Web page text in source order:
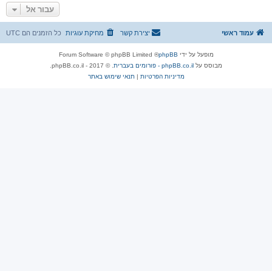
עבור אל
עמוד ראשי כל הזמנים הם UTC מחיקת עוגיות יצירת קשר
מופעל על ידי phpBB
® Forum Software © phpBB Limited
מבוסס על phpBB.co.il - פורומים בעברית
. © 2017 - phpBB.co.il.
מדיניות הפרטיות |תנאי שימוש באתר